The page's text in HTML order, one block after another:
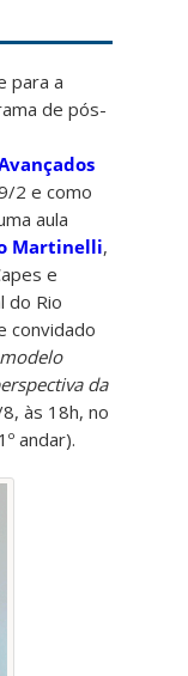
para a
de pós-
2 e como
aula
Martinelli,
e
do Rio
convidado
da
às 18h, no
andar).